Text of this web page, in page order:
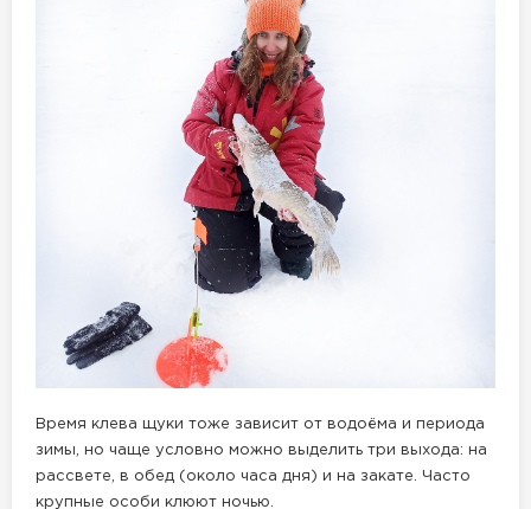
Время клева щуки тоже зависит от водоёма и периода
зимы, но чаще условно можно выделить три выхода: на
рассвете, в обед (около часа дня) и на закате. Часто
крупные особи клюют ночью.